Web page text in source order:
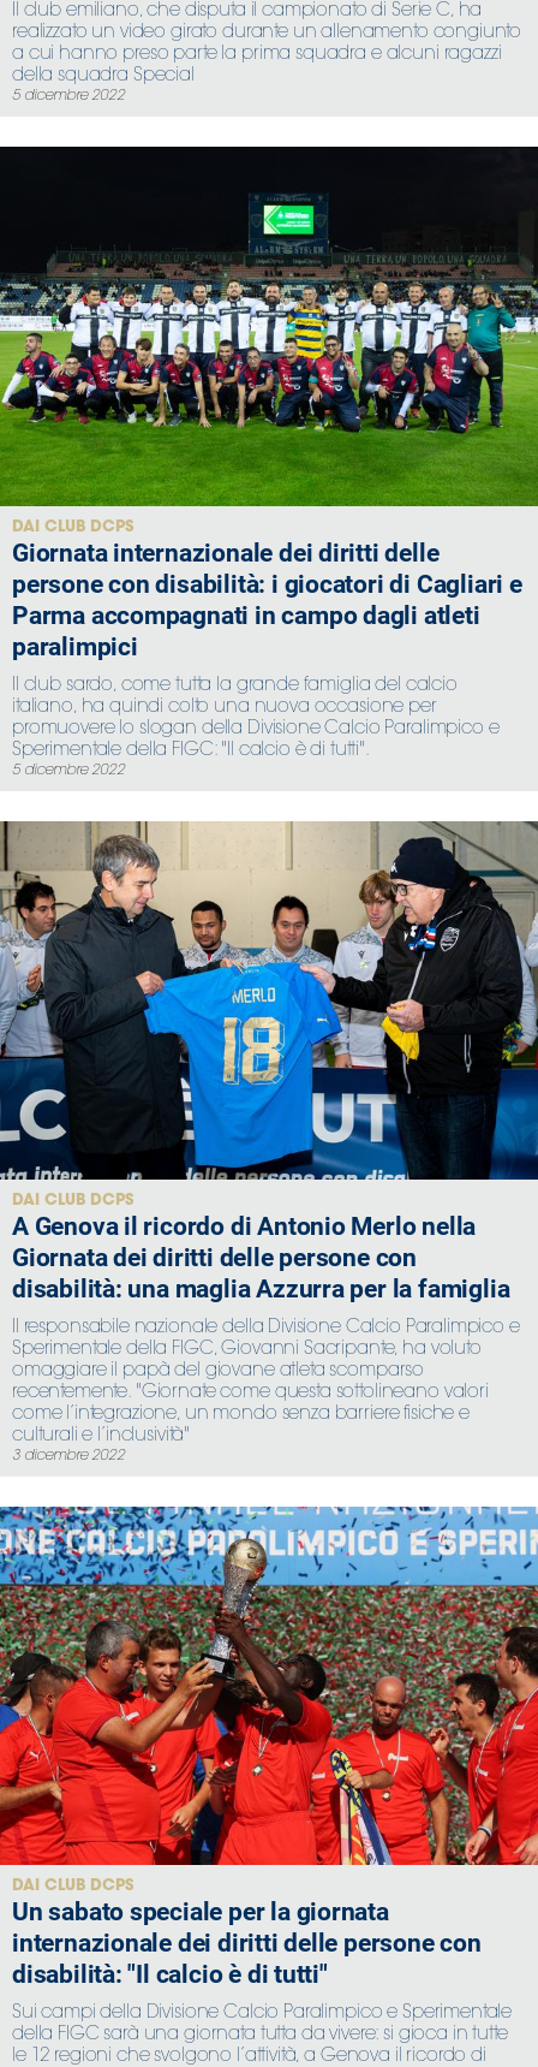
Il club emiliano, che disputa il campionato di Serie C, ha
realizzato un video girato durante un allenamento congiunto
a cui hanno preso parte la prima squadra e alcuni ragazzi
della squadra Special
5 dicembre 2022
DAI CLUB DCPS
Giornata internazionale dei diritti delle
persone con disabilità: i giocatori di Cagliari e
Parma accompagnati in campo dagli atleti
paralimpici
Il club sardo, come tutta la grande famiglia del calcio
italiano, ha quindi colto una nuova occasione per
promuovere lo slogan della Divisione Calcio Paralimpico e
Sperimentale della FIGC: "Il calcio è di tutti".
5 dicembre 2022
DAI CLUB DCPS
A Genova il ricordo di Antonio Merlo nella
Giornata dei diritti delle persone con
disabilità: una maglia Azzurra per la famiglia
Il responsabile nazionale della Divisione Calcio Paralimpico e
Sperimentale della FIGC, Giovanni Sacripante, ha voluto
omaggiare il papà del giovane atleta scomparso
recentemente. "Giornate come questa sottolineano valori
come l’integrazione, un mondo senza barriere fisiche e
culturali e l’inclusività"
3 dicembre 2022
DAI CLUB DCPS
Un sabato speciale per la giornata
internazionale dei diritti delle persone con
disabilità: "Il calcio è di tutti"
Sui campi della Divisione Calcio Paralimpico e Sperimentale
della FIGC sarà una giornata tutta da vivere: si gioca in tutte
le 12 regioni che svolgono l’attività, a Genova il ricordo di